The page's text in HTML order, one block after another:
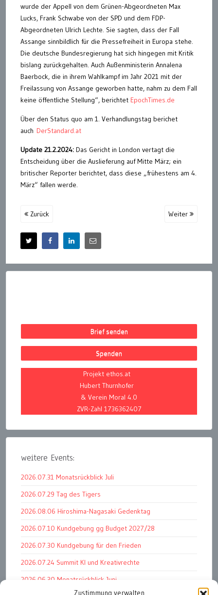
Zustimmung verwalten
wurde der Appell von dem Grünen-Abgeordneten Max
Lucks, Frank Schwabe von der SPD und dem FDP-
Abgeordneten Ulrich Lechte. Sie sagten, dass der Fall
Assange sinnbildlich für die Pressefreiheit in Europa stehe.
Die deutsche Bundesregierung hat sich hingegen mit Kritik
bislang zurückgehalten. Auch Außenministerin Annalena
Baerbock, die in ihrem Wahlkampf im Jahr 2021 mit der
Freilassung von Assange geworben hatte, nahm zu dem Fall
keine öffentliche Stellung“, berichtet EpochTimes.de
Über den Status quo am 1. Verhandlungstag berichet
auch DerStandard.at
Update 21.2.2024: Das Gericht in London vertagt die
Entscheidung über die Auslieferung auf Mitte März; ein
britischer Reporter berichtet, dass diese „frühestens am 4.
März“ fallen werde.
Zurück Weiter
Brief senden
Spenden
Projekt ethos.at
Hubert Thurnhofer
& Verein Moral 4.0
ZVR-Zahl 1736362407
weitere Events:
2026.07.31 Monatsrückblick Juli
2026.07.29 Tag des Tigers
2026.08.06 Hiroshima-Nagasaki Gedenktag
2026.07.10 Kundgebung gg Budget 2027/28
2026.07.30 Kundgebung für den Frieden
2026.07.24 Summit KI und Kreativrechte
2026.06.30 Monatsrückblick Juni